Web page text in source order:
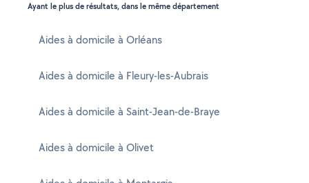
Ayant le plus de résultats, dans le même département
Aides à domicile à Orléans
Aides à domicile à Fleury-les-Aubrais
Aides à domicile à Saint-Jean-de-Braye
Aides à domicile à Olivet